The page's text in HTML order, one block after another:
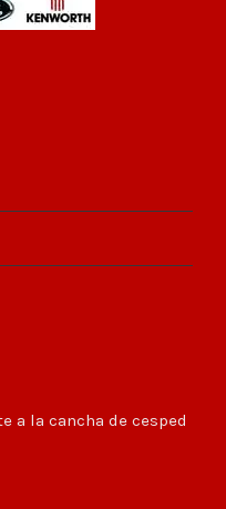
a la cancha de cesped